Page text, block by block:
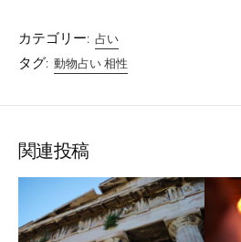
カテゴリー: 占い
タグ: 動物占い 相性
関連投稿